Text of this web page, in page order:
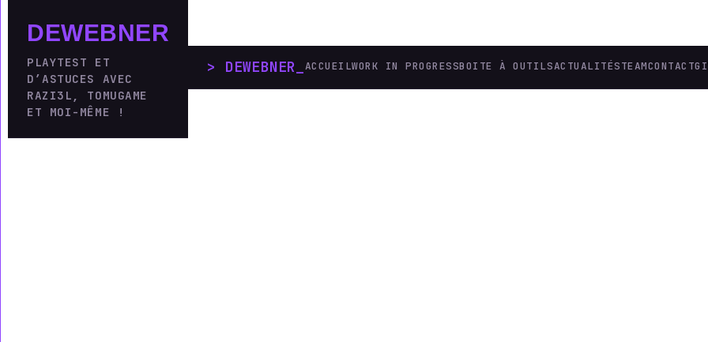
DEWEBNER
PLAYTEST ET
D’ASTUCES AVEC
RAZI3L, TOMUGAME
ET MOI-MÊME !
DEWEBNER_ACCUEILWORK IN PROGRESSBOITE À OUTILSACTUALITÉSTEAMCONTACT